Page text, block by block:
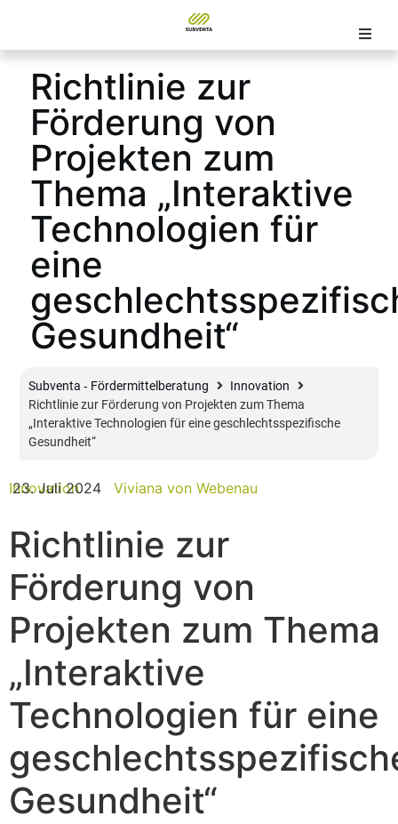
Richtlinie zur
Förderung von
Projekten zum
Thema „Interaktive
Technologien für
eine
Gesundheit“
Subventa ‐ Fördermittelberatung
Innovation
Richtlinie zur Förderung von Projekten zum Thema
„Interaktive Technologien für eine geschlechtsspezifische
Gesundheit“
Innovation
23. Juli 2024 Viviana von Webenau
Richtlinie zur
Förderung von
Projekten zum Thema
„Interaktive
Technologien für eine
Gesundheit“